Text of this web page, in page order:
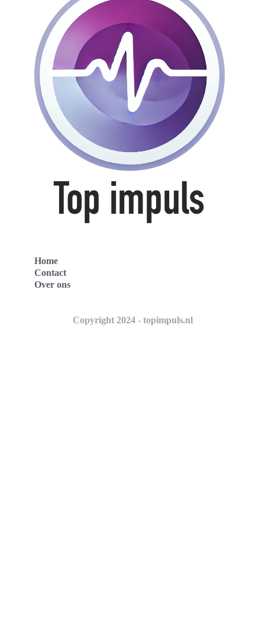
Home
Contact
Over ons
Copyright 2024 - topimpuls.nl